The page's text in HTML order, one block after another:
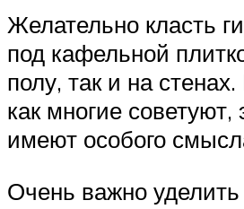
Желательно класть
под кафельной
полу, так и на
как многие
имеют особого
Очень важно